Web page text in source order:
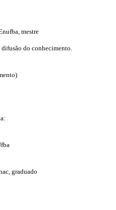
mestre
do conhecimento.
graduado